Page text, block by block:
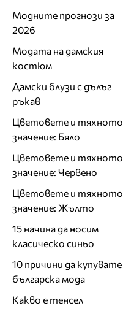
Модните прогнози за
2026
Модата на дамския
костюм
Дамски блузи с дълъг
ръкав
Цветовете и тяхното
значение: Бяло
Цветовете и тяхното
значение: Червено
Цветовете и тяхното
значение: Жълто
15 начина да носим
класическо синьо
10 причини да купувате
българска мода
Какво е тенсел